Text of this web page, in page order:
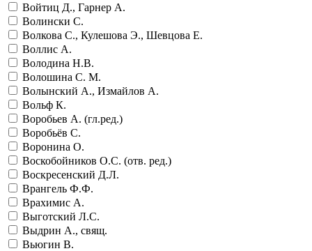
Войтиц Д., Гарнер А.
Волински С.
Волкова С., Кулешова Э., Шевцова Е.
Воллис А.
Володина Н.В.
Волошина С. М.
Волынский А., Измайлов А.
Вольф К.
Воробьев А. (гл.ред.)
Воробьёв С.
Воронина О.
Воскобойников О.С. (отв. ред.)
Воскресенский Д.Л.
Врангель Ф.Ф.
Врахимис А.
Выготский Л.С.
Выдрин А., свящ.
Вьюгин В.